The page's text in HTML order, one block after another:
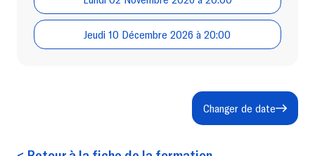
Jeudi 10 Décembre 2026 à 20:00
Changer de date